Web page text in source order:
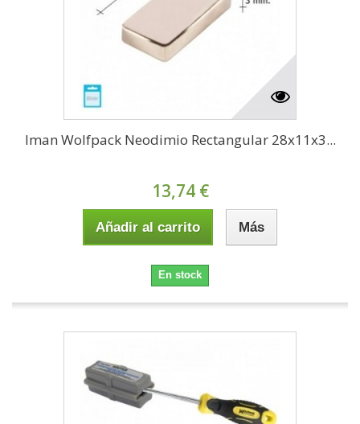
Iman Wolfpack Neodimio Rectangular 28x11x3...
13,74 €
Añadir al carrito Más
En stock